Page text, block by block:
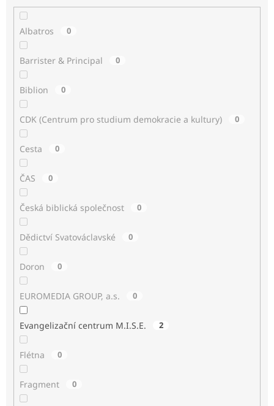
Albatros 0
Barrister & Principal 0
Biblion 0
CDK (Centrum pro studium demokracie a kultury) 0
Cesta 0
ČAS 0
Česká biblická společnost 0
Dědictví Svatováclavské 0
Doron 0
EUROMEDIA GROUP, a.s. 0
Evangelizační centrum M.I.S.E. 2
Flétna 0
Fragment 0